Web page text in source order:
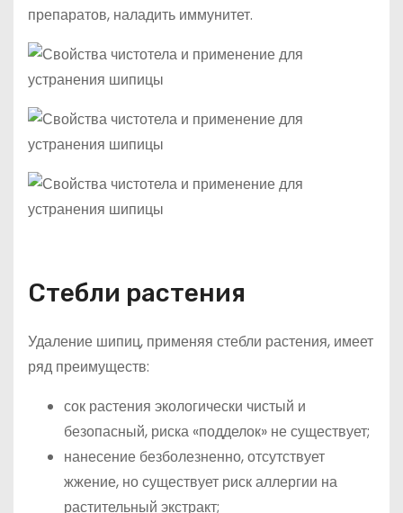
препаратов, наладить иммунитет.
Стебли растения
Удаление шипиц, применяя стебли растения, имеет
ряд преимуществ:
сок растения экологически чистый и
безопасный, риска «подделок» не существует;
нанесение безболезненно, отсутствует
жжение, но существует риск аллергии на
растительный экстракт;